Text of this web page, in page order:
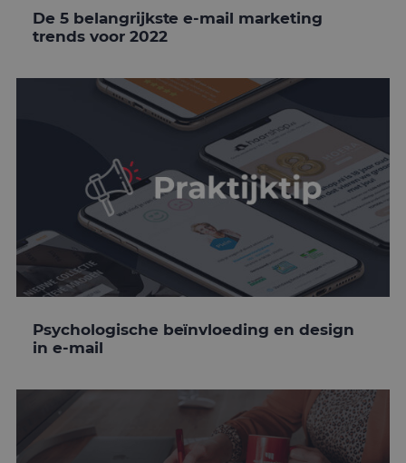
De 5 belangrijkste e-mail marketing
trends voor 2022
Psychologische beïnvloeding en design
in e-mail